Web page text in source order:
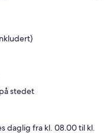
stedet
daglig fra kl. 08.00 til kl.